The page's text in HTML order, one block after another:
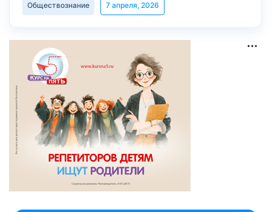
Обществознание 7 апреля, 2026